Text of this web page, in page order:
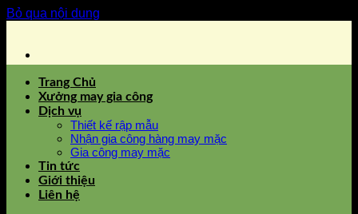
Bỏ qua nội dung
Trang Chủ
Xưởng may gia công
Dịch vụ
Thiết kế rập mẫu
Nhận gia công hàng may mặc
Gia công may mặc
Tin tức
Giới thiệu
Liên hệ